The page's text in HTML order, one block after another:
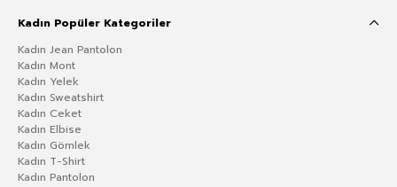
Kadın Popüler Kategoriler
Kadın Jean Pantolon
Kadın Mont
Kadın Yelek
Kadın Sweatshirt
Kadın Ceket
Kadın Elbise
Kadın Gömlek
Kadın T-Shirt
Kadın Pantolon